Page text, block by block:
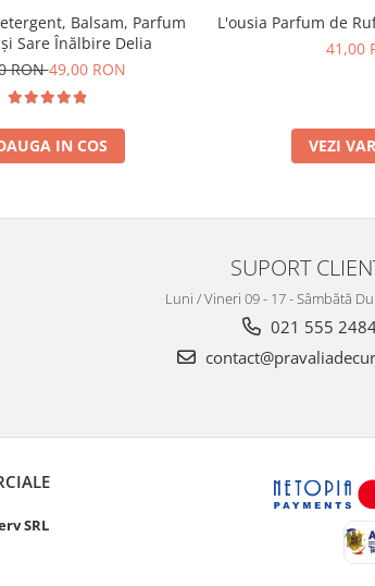
Balsam, Parfum
Sare Înălbire Delia
RON49,00 RON
IN COS
L'ousia Parfum de
41,00
VEZI
SUPORT
Luni / Vineri 09 - 17 - Sâmbătă
021 555
SRL